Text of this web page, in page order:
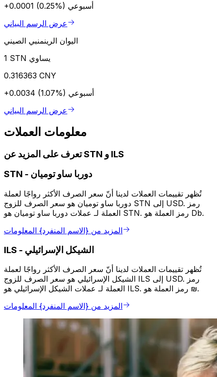
+0.0001 (0.25%) أسبوعي
عرض الرسم البياني
اليوان الرينمنبي الصيني
1 STN يساوي
0.316363 CNY
+0.0034 (1.07%) أسبوعي
عرض الرسم البياني
معلومات العملات
تعرف على المزيد عن STN و ILS
STN - دوربا ساو توميان
تُظهر تقييمات العملات لدينا أنّ سعر الصرف الأكثر رواجًا لعملة
دوربا ساو توميان هو سعر الصرف للزوج STN إلى USD. رمز
العملة لـ عملات دوربا ساو توميان هو STN. رمز العملة هو Db.
المزيد من {الاسم المنفرد} المعلومات
ILS - الشيكل الإسرائيلي
تُظهر تقييمات العملات لدينا أنّ سعر الصرف الأكثر رواجًا لعملة
الشيكل الإسرائيلي هو سعر الصرف للزوج ILS إلى USD. رمز
العملة لـ عملات الشيكل الإسرائيلي هو ILS. رمز العملة هو ₪.
المزيد من {الاسم المنفرد} المعلومات